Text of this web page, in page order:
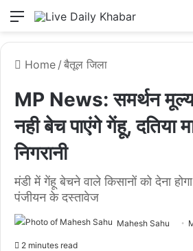
Menu
Home / बैतूल जिला
MP News: समर्थन मूल्य
नही बेच पाएंगे गेंहू, दतिया
निगरानी
मंडी में गेंहू बेचने वाले किसानों को देना
पंजीयन के दस्तावेज
Mahesh Sahu
2 minutes read